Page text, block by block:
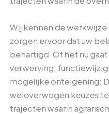
Wij kennen de
zorgen ervoor dat uw
behartigd. Of het nu
verwerving,
mogelijke onteigening:
weloverwogen keuzes
trajecten waarin